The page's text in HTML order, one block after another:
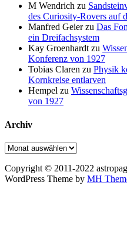
M Wendrich zu
des Curiosity-Rovers auf
Manfred Geierzu Das
ein Dreifachsystem
Kay Groenhardt zu
Konferenz von 1927
Tobias Claren zu Physik
Kornkreise entlarven
Hempel zu
von 1927
Archiv
Archiv
Copyright © 2011-2022
WordPress Theme by MH